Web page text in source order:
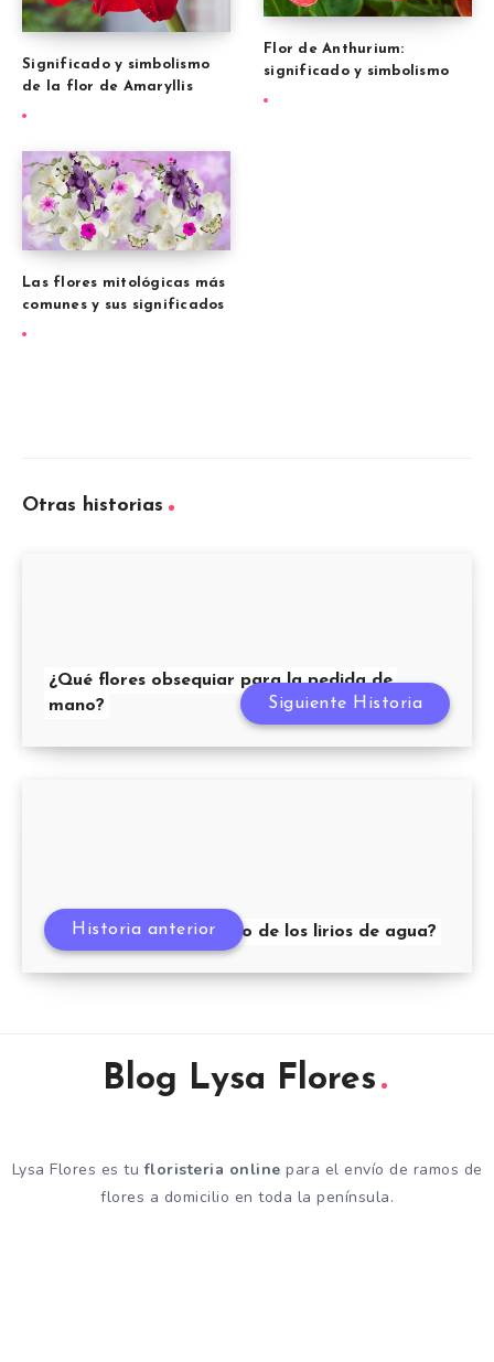
Significado y simbolismo
de la flor de Amaryllis
Flor de Anthurium:
significado y simbolismo
Las flores mitológicas más
comunes y sus significados
Otras historias
¿Qué flores obsequiar para la pedida de
mano?
Siguiente Historia
¿Cuál es el significado de los lirios de agua?
Historia anterior
Blog Lysa Flores
Lysa Flores es tu floristeria online para el envío de ramos de
flores a domicilio en toda la península.